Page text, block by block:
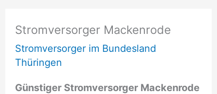
Stromversorger Mackenrode
Stromversorger im Bundesland
Thüringen
Günstiger Stromversorger Mackenrode